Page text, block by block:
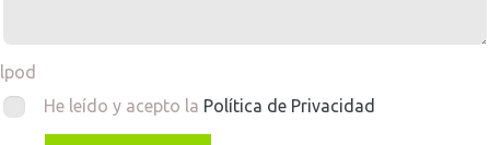
lpod
He leído y acepto la Política de Privacidad